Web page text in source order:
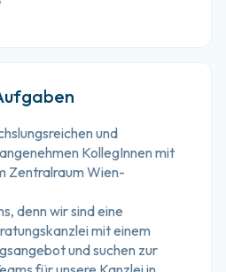
und
KollegInnen mit
Zentralraum Wien-
denn wir sind eine
mit einem
und suchen zur